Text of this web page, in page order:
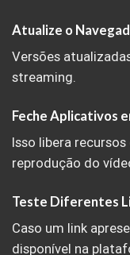
Atualize o
Versões
streaming.
Feche Aplicativos
Isso libera
reprodução do
Teste Diferentes
Caso um link
disponível na